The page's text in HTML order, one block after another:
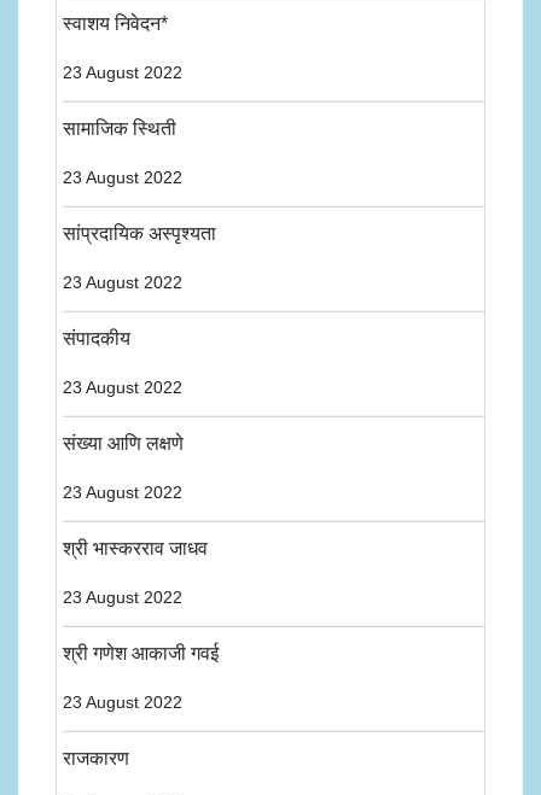
स्वाशय निवेदन*
23 August 2022
सामाजिक स्थिती
23 August 2022
सांप्रदायिक अस्पृश्यता
23 August 2022
संपादकीय
23 August 2022
संख्या आणि लक्षणे
23 August 2022
श्री भास्करराव जाधव
23 August 2022
श्री गणेश आकाजी गवई
23 August 2022
राजकारण